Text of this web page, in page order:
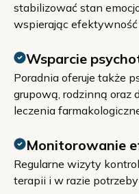
stabilizować stan
wspierając efektywność
Wsparcie
Poradnia oferuje także
grupową, rodzinną oraz
leczenia
Monitorowanie
Regularne wizyty
terapii i w razie